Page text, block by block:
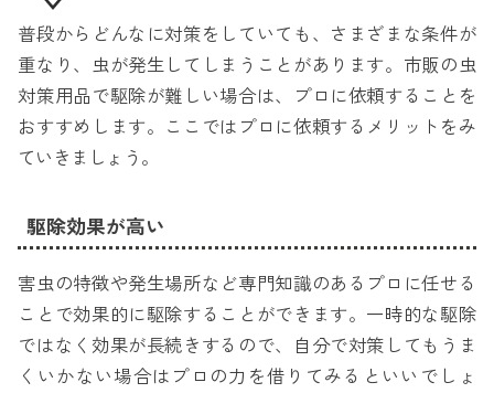
普段からどんなに対策をしていても、さまざまな条件が
重なり、虫が発生してしまうことがあります。市販の虫
対策用品で駆除が難しい場合は、プロに依頼することを
おすすめします。ここではプロに依頼するメリットをみ
ていきましょう。
駆除効果が高い
害虫の特徴や発生場所など専門知識のあるプロに任せる
ことで効果的に駆除することができます。一時的な駆除
ではなく効果が長続きするので、自分で対策してもうま
くいかない場合はプロの力を借りてみるといいでしょ